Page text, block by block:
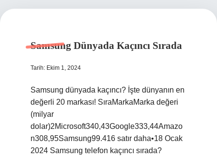
Samsung Dünyada Kaçıncı Sırada
Tarih: Ekim 1, 2024
Samsung dünyada kaçıncı? İşte dünyanın en
değerli 20 markası! SıraMarkaMarka değeri
(milyar
dolar)2Microsoft340,43Google333,44Amazo
n308,95Samsung99.416 satır daha•18 Ocak
2024 Samsung telefon kaçıncı sırada?